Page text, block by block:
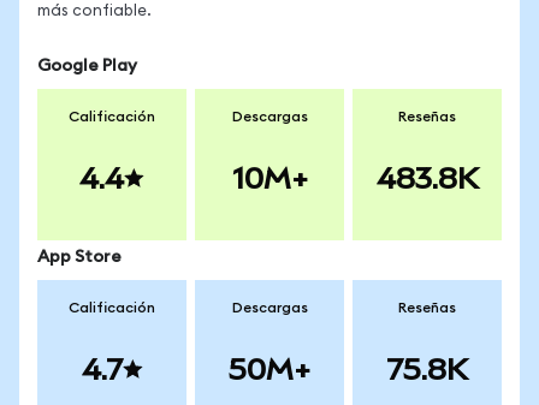
más confiable.
Google Play
Calificación
4.4
Descargas
10M+
Reseñas
483.8K
App Store
Calificación
4.7
Descargas
50M+
Reseñas
75.8K